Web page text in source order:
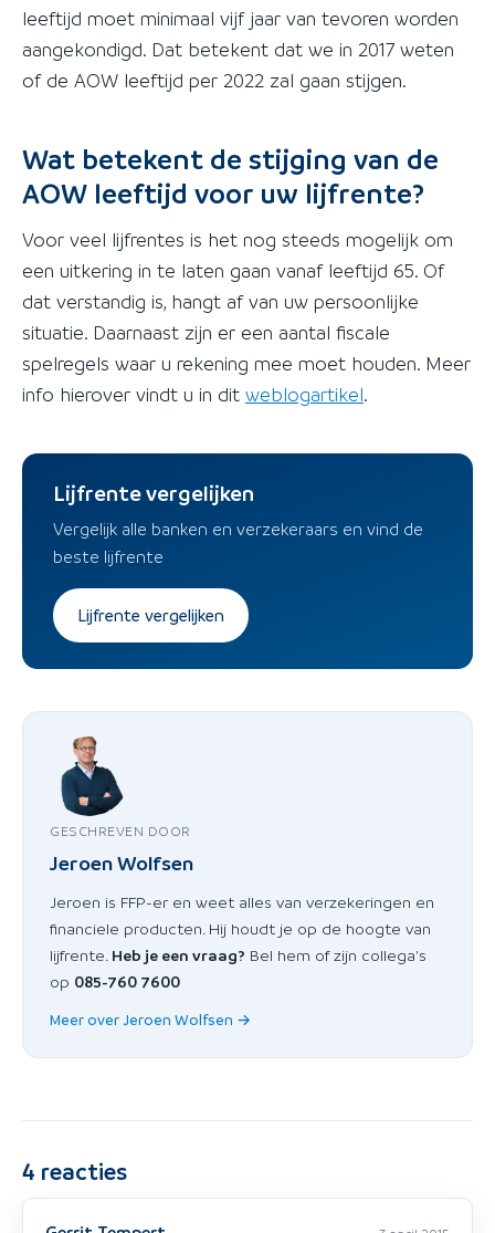
leeftijd moet minimaal vijf jaar van tevoren worden
aangekondigd. Dat betekent dat we in 2017 weten
of de AOW leeftijd per 2022 zal gaan stijgen.
Wat betekent de stijging van de
AOW leeftijd voor uw lijfrente?
Voor veel lijfrentes is het nog steeds mogelijk om
een uitkering in te laten gaan vanaf leeftijd 65. Of
dat verstandig is, hangt af van uw persoonlijke
situatie. Daarnaast zijn er een aantal fiscale
spelregels waar u rekening mee moet houden. Meer
info hierover vindt u in dit weblogartikel.
Lijfrente vergelijken
Vergelijk alle banken en verzekeraars en vind de
beste lijfrente
Lijfrente vergelijken
GESCHREVEN DOOR
Jeroen Wolfsen
Jeroen is FFP-er en weet alles van verzekeringen en
financiele producten. Hij houdt je op de hoogte van
lijfrente. Heb je een vraag? Bel hem of zijn collega's
op 085-760 7600
Meer over Jeroen Wolfsen →
4 reacties